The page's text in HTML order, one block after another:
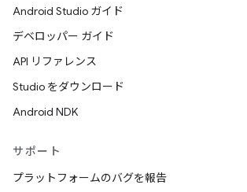
Android Studio ガイド
デベロッパー ガイド
API リファレンス
Studio をダウンロード
Android NDK
サポート
プラットフォームのバグを報告